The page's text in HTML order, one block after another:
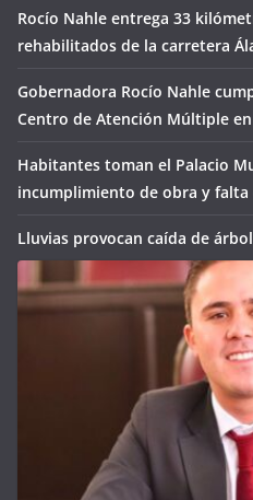
Rocío Nahle entrega 33
rehabilitados de la carretera
Gobernadora Rocío Nahle
Centro de Atención Múltiple
Habitantes toman el Palacio
incumplimiento de obra y falta
Lluvias provocan caída de